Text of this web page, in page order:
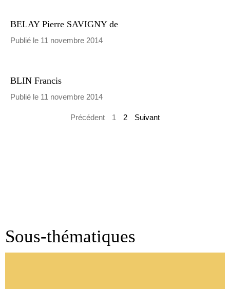
BELAY Pierre SAVIGNY de
Publié le 11 novembre 2014
BLIN Francis
Publié le 11 novembre 2014
Précédent 1 2 Suivant
Sous-thématiques